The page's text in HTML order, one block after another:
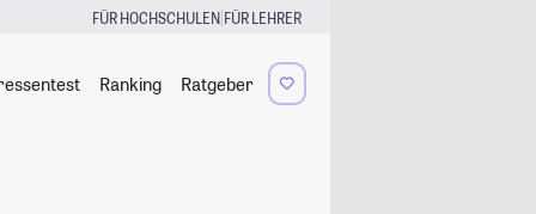
FÜR HOCHSCHULEN|FÜR LEHRER
Ranking Ratgeber